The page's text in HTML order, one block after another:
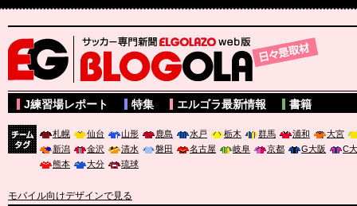
サッカー専門新聞ELGOLAZO web版 BLOGOLA
J練習場レポート 特集 エルゴラ最新情報 書籍
札幌 仙台 山形 鹿島 水戸 栃木 群馬 浦和
大宮
新潟
金沢 清水 磐田 名古屋 岐阜 京都 G大阪
C
熊本
大分 琉球
モバイル向けデザインで見る